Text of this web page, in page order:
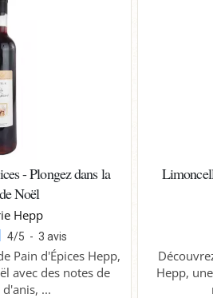
- Plongez dans la
Noël
Hepp
4/5 - 3avis
Pain d'Épices Hepp,
avec des notes de
...
Hepp,